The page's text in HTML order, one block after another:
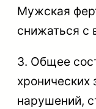
Мужская
снижаться с
3. Общее
хронических
нарушений,